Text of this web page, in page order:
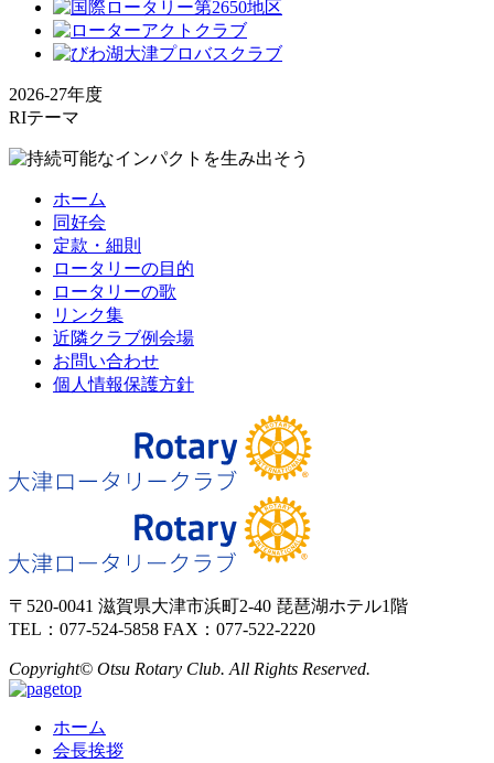
2026-27年度
RIテーマ
ホーム
同好会
定款・細則
ロータリーの目的
ロータリーの歌
リンク集
近隣クラブ例会場
お問い合わせ
個人情報保護方針
〒520-0041 滋賀県大津市浜町2-40 琵琶湖ホテル1階
TEL：077-524-5858 FAX：077-522-2220
Copyright© Otsu Rotary Club. All Rights Reserved.
ホーム
会長挨拶